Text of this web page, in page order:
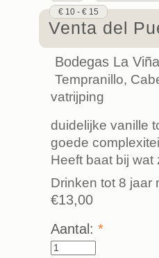
€ 10 - € 15
Venta del
Bodegas La
Tempranillo,
vatrijping
duidelijke vanille
goede
Heeft baat bij wat
Drinken tot 8 jaar
€13,00
Aantal: *